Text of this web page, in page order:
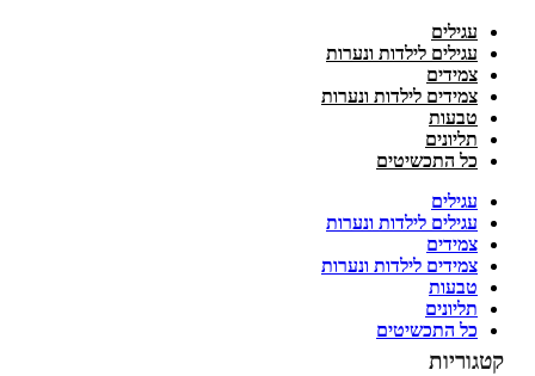
עגילים
עגילים לילדות ונערות
צמידים
צמידים לילדות ונערות
טבעות
תליונים
כל התכשיטים
עגילים
עגילים לילדות ונערות
צמידים
צמידים לילדות ונערות
טבעות
תליונים
כל התכשיטים
קטגוריות